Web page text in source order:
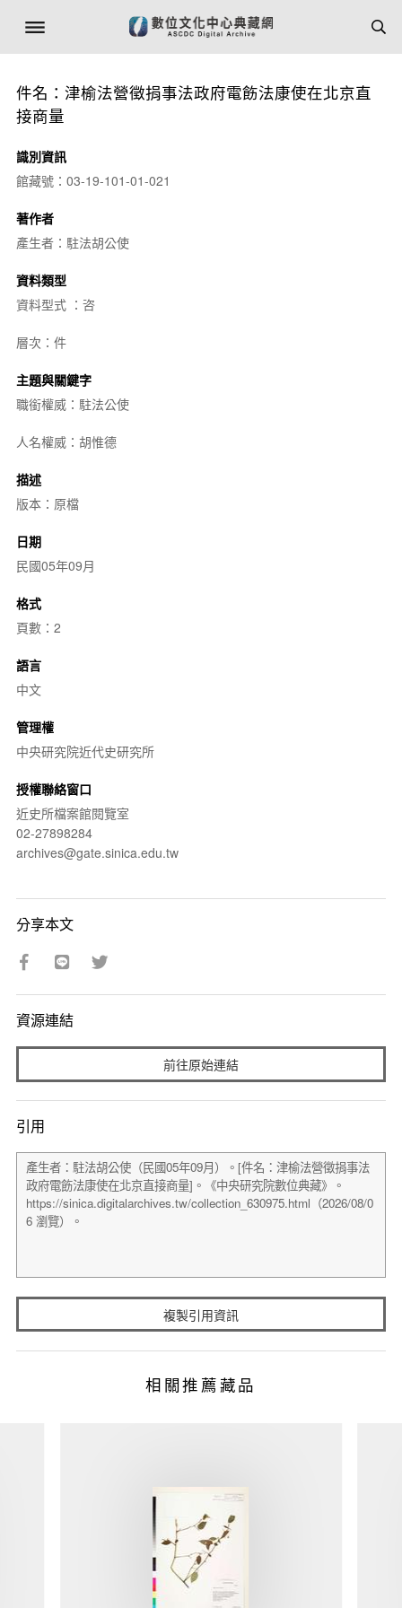
件名：津榆法營徵捐事法政府電飭法康使在北京直
接商量
識別資訊
館藏號：03-19-101-01-021
著作者
產生者：駐法胡公使
資料類型
資料型式 ：咨
層次：件
主題與關鍵字
職銜權威：駐法公使
人名權威：胡惟德
描述
版本：原檔
日期
民國05年09月
格式
頁數：2
語言
中文
管理權
中央研究院近代史研究所
授權聯絡窗口
近史所檔案館閱覽室
02-27898284
archives@gate.sinica.edu.tw
分享本文
資源連結
前往原始連結
引用
複製引用資訊
相關推薦藏品